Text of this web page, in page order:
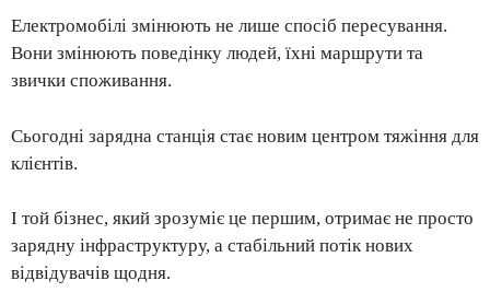
Електромобілі змінюють не лише спосіб пересування.
Вони змінюють поведінку людей, їхні маршрути та
звички споживання.
Сьогодні зарядна станція стає новим центром тяжіння для
клієнтів.
І той бізнес, який зрозуміє це першим, отримає не просто
зарядну інфраструктуру, а стабільний потік нових
відвідувачів щодня.